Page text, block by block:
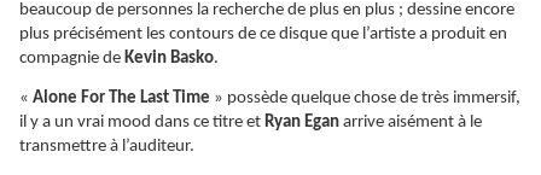
beaucoup de personnes la recherche de plus en plus ; dessine encore
plus précisément les contours de ce disque que l’artiste a produit en
compagnie de Kevin Basko.
« Alone For The Last Time » possède quelque chose de très immersif,
il y a un vrai mood dans ce titre et Ryan Egan arrive aisément à le
transmettre à l’auditeur.